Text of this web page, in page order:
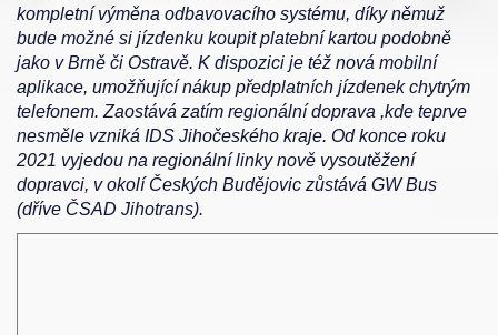
kompletní výměna odbavovacího systému, díky němuž
bude možné si jízdenku koupit platební kartou podobně
jako v Brně či Ostravě. K dispozici je též nová mobilní
aplikace, umožňující nákup předplatních jízdenek chytrým
telefonem. Zaostává zatím regionální doprava ,kde teprve
nesměle vzniká IDS Jihočeského kraje. Od konce roku
2021 vyjedou na regionální linky nově vysoutěžení
dopravci, v okolí Českých Budějovic zůstává GW Bus
(dříve ČSAD Jihotrans).